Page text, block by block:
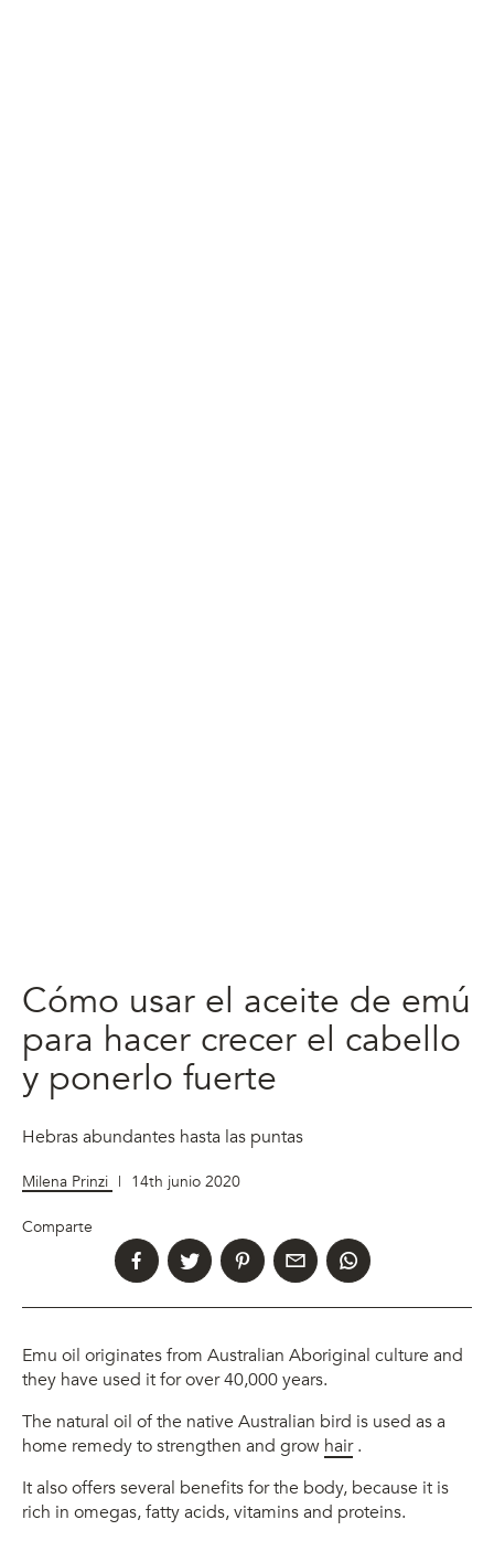
Cómo usar el aceite de emú
para hacer crecer el cabello
y ponerlo fuerte
Hebras abundantes hasta las puntas
Milena Prinzi | 14th junio 2020
Comparte
Emu oil originates from Australian Aboriginal culture and
they have used it for over 40,000 years.
The natural oil of the native Australian bird is used as a
home remedy to strengthen and grow hair.
It also offers several benefits for the body, because it is
rich in omegas, fatty acids, vitamins and proteins.